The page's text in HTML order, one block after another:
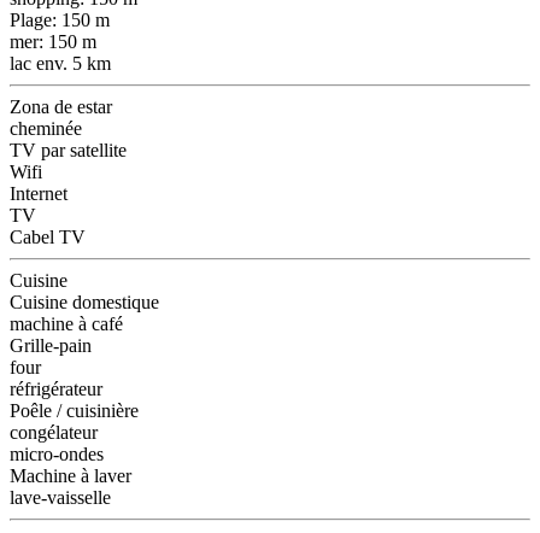
Plage: 150 m
mer: 150 m
lac env. 5 km
Zona de estar
cheminée
TV par satellite
Wifi
Internet
TV
Cabel TV
Cuisine
Cuisine domestique
machine à café
Grille-pain
four
réfrigérateur
Poêle / cuisinière
congélateur
micro-ondes
Machine à laver
lave-vaisselle